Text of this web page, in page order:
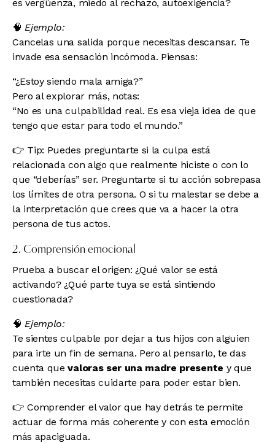
es vergüenza, miedo al rechazo, autoexigencia?
🧠Ejemplo:
Cancelas una salida porque necesitas descansar. Te
invade esa sensación incómoda. Piensas:
“¿Estoy siendo mala amiga?”
Pero al explorar más, notas:
“No es una culpabilidad real. Es esa vieja idea de que
tengo que estar para todo el mundo.”
👉 Tip: Puedes preguntarte si la culpa está
relacionada con algo que realmente hiciste o con lo
que “deberías” ser. Preguntarte si tu acción sobrepasa
los límites de otra persona. O si tu malestar se debe a
la interpretación que crees que va a hacer la otra
persona de tus actos.
2. Comprensión emocional
Prueba a buscar el origen: ¿Qué valor se está
activando? ¿Qué parte tuya se está sintiendo
cuestionada?
🧠Ejemplo:
Te sientes culpable por dejar a tus hijos con alguien
para irte un fin de semana. Pero al pensarlo, te das
cuenta quevaloras ser una madre presente y que
también necesitas cuidarte para poder estar bien.
👉 Comprender el valor que hay detrás te permite
actuar de forma más coherente y con esta emoción
más apaciguada.